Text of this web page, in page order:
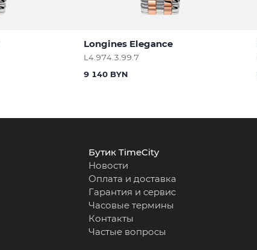
Longines Elegance
L4.974.3.99.7
9 140 BYN
Бутик TimeCity
Новости
Оплата и доставка
Гарантия и сервис
Часовые термины
Контакты
Частые вопросы